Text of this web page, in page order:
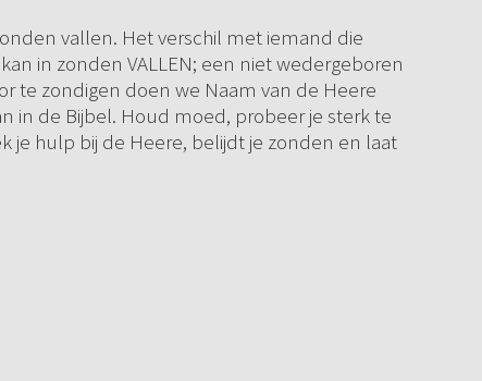
vallen. Het verschil met iemand die
in zonden VALLEN; een niet wedergeboren
te zondigen doen we Naam van de Heere
in de Bijbel. Houd moed, probeer je sterk te
je hulp bij de Heere, belijdt je zonden en laat